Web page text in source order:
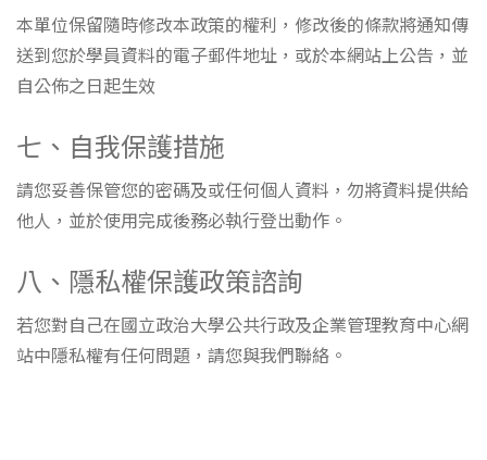
本單位保留隨時修改本政策的權利，修改後的條款將通知傳
送到您於學員資料的電子郵件地址，或於本網站上公告，並
自公佈之日起生效
七、自我保護措施
請您妥善保管您的密碼及或任何個人資料，勿將資料提供給
他人，並於使用完成後務必執行登出動作。
八、隱私權保護政策諮詢
若您對自己在國立政治大學公共行政及企業管理教育中心網
站中隱私權有任何問題，請您與我們聯絡。